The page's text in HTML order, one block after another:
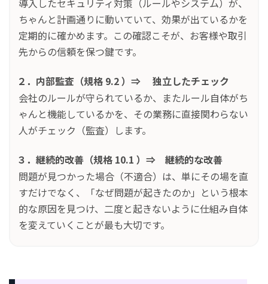
導入したセキュリティ対策（ルールやシステム）が、
ちゃんと計画通りに動いていて、効果が出ているかを
定期的に確かめます。この確認こそが、お客様や取引
先からの信頼を保つ鍵です。
２．内部監査（規格 9.2 ）⇒ 独立したチェック
会社のルールが守られているか、またルール自体がち
ゃんと機能しているかを、その業務に直接関わらない
人がチェック（監査）します。
３．継続的改善（規格 10.1 ）⇒ 継続的な改善
問題が見つかった場合（不適合）は、単にその場を直
すだけでなく、「なぜ問題が起きたのか」という根本
的な原因を見つけ、二度と起きないように仕組み自体
を変えていくことが最も大切です。